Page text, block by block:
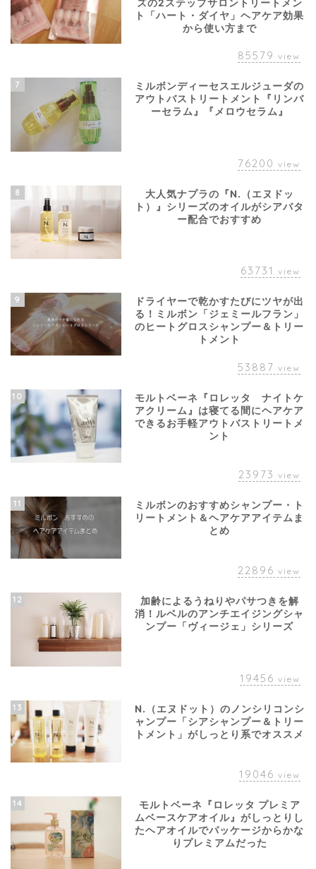
ズの2ステップサロントリートメン
ト「ハート・ダイヤ」ヘアケア効果
から使い方まで
85579 view
7
ミルボンディーセスエルジューダの
アウトバストリートメント『リンバ
ーセラム』『メロウセラム』
76200 view
8
大人気ナプラの『N.（エヌドッ
ト）』シリーズのオイルがシアバタ
ー配合でおすすめ
63731 view
9
ドライヤーで乾かすたびにツヤが出
る！ミルボン「ジェミールフラン」
のヒートグロスシャンプー＆トリー
トメント
53887 view
10
モルトベーネ『ロレッタ ナイトケ
アクリーム』は寝てる間にヘアケア
できるお手軽アウトバストリートメ
ント
23973 view
11
ミルボンのおすすめシャンプー・ト
リートメント＆ヘアケアアイテムま
とめ
22896 view
12
加齢によるうねりやパサつきを解
消！ルベルのアンチエイジングシャ
ンプー「ヴィージェ」シリーズ
19456 view
13
N.（エヌドット）のノンシリコンシ
ャンプー「シアシャンプー＆トリー
トメント」がしっとり系でオススメ
19046 view
14
モルトベーネ『ロレッタ プレミア
ムベースケアオイル』がしっとりし
たヘアオイルでパッケージからかな
りプレミアムだった